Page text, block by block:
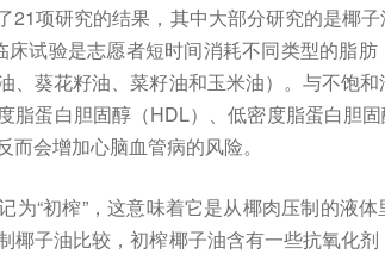
21项研究的结果，其中大部分研究的是椰
试验是志愿者短时间消耗不同类型的脂
、葵花籽油、菜籽油和玉米油）。与不饱
脂蛋白胆固醇（HDL）、低密度脂蛋白胆
会增加心脑血管病的风险。
为“初榨”，这意味着它是从椰肉压制的液
椰子油比较，初榨椰子油含有一些抗氧化